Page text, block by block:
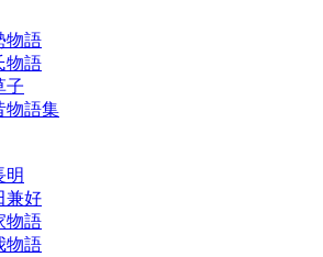
物語
物語
子
物語集
明
兼好
物語
物語